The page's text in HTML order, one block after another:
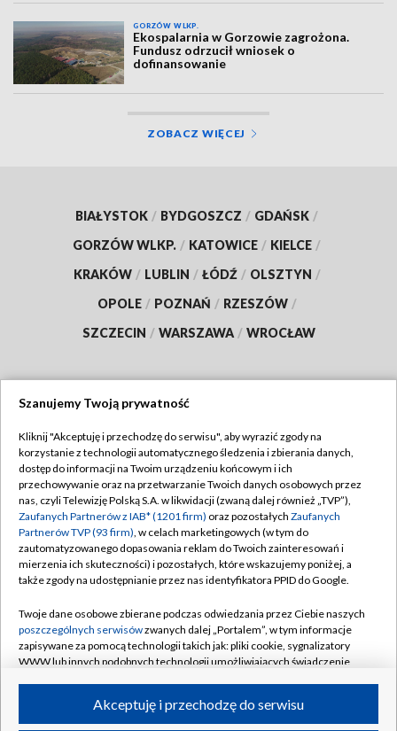
GORZÓW WLKP.
Ekospalarnia w Gorzowie zagrożona.
Fundusz odrzucił wniosek o
dofinansowanie
ZOBACZ WIĘCEJ
BIAŁYSTOK / BYDGOSZCZ / GDAŃSK /
GORZÓW WLKP. / KATOWICE / KIELCE /
KRAKÓW / LUBLIN / ŁÓDŹ / OLSZTYN /
OPOLE / POZNAŃ / RZESZÓW /
SZCZECIN / WARSZAWA / WROCŁAW
TVP
Abonament TVP
Emisja w TVP
Centrum informacji TVP
Naziemna Telewizja Cyfrowa
Rada Programowa
System NOS
Informacje o nadawcy
Program dla prasy
Regulamin TVP
Polityka prywatności
Moje zgody
Pomoc
Kontakt
Kanały
Szanujemy Twoją prywatność
Kliknij "Akceptuję i przechodzę do serwisu", aby wyrazić zgody na
korzystanie z technologii automatycznego śledzenia i zbierania danych,
dostęp do informacji na Twoim urządzeniu końcowym i ich
przechowywanie oraz na przetwarzanie Twoich danych osobowych przez
nas, czyli Telewizję Polską S.A. w likwidacji (zwaną dalej również „TVP”),
Zaufanych Partnerów z IAB* (1201 firm) oraz pozostałych Zaufanych
Partnerów TVP (93 firm), w celach marketingowych (w tym do
zautomatyzowanego dopasowania reklam do Twoich zainteresowań i
mierzenia ich skuteczności) i pozostałych, które wskazujemy poniżej, a
także zgody na udostępnianie przez nas identyfikatora PPID do Google.
Twoje dane osobowe zbierane podczas odwiedzania przez Ciebie naszych
poszczególnych serwisówzwanych dalej „Portalem”, w tym informacje
zapisywane za pomocą technologii takich jak: pliki cookie, sygnalizatory
WWW lub innych podobnych technologii umożliwiających świadczenie
ruchu w Internecie.Akceptuję i przechodzę do serwisu